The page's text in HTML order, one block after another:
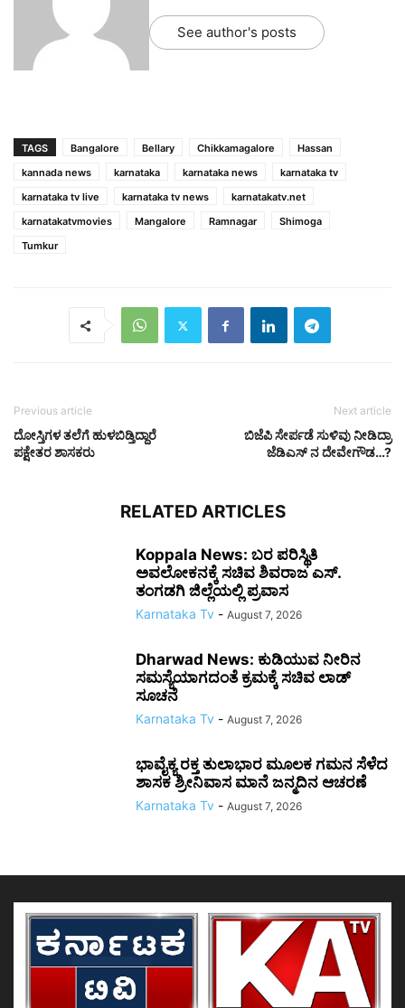
See author's posts
TAGS Bangalore Bellary Chikkamagalore
Hassan
kannada news
karnataka karnataka news
karnataka tv
karnataka tv live
karnataka tv news
karnatakatv.net
karnatakatvmovies
Mangalore Ramnagar
Shimoga
Tumkur
Previous article
ದೋಸ್ತಿಗಳ ತಲೆಗೆ ಹುಳಬಿಡ್ತಿದ್ದಾರೆ
ಪಕ್ಷೇತರ ಶಾಸಕರು
Next article
ಬಿಜೆಪಿ ಸೇರ್ಪಡೆ ಸುಳಿವು ನೀಡಿದ್ರಾ
ಜೆಡಿಎಸ್ ನ ದೇವೇಗೌಡ…?
RELATED ARTICLES
Koppala News: ಬರ ಪರಿಸ್ಥಿತಿ
ಅವಲೋಕನಕ್ಕೆ ಸಚಿವ ಶಿವರಾಜ ಎಸ್.
ತಂಗಡಗಿ ಜಿಲ್ಲೆಯಲ್ಲಿ ಪ್ರವಾಸ
Karnataka Tv - August 7, 2026
Dharwad News: ಕುಡಿಯುವ ನೀರಿನ
ಸಮಸ್ಯೆಯಾಗದಂತೆ ಕ್ರಮಕ್ಕೆ ಸಚಿವ ಲಾಡ್
ಸೂಚನೆ
Karnataka Tv - August 7, 2026
ಭಾವೈಕ್ಯ ರಕ್ತ ತುಲಾಭಾರ ಮೂಲಕ ಗಮನ ಸೆಳೆದ
ಶಾಸಕ ಶ್ರೀನಿವಾಸ ಮಾನೆ ಜನ್ಮದಿನ ಆಚರಣೆ
Karnataka Tv - August 7, 2026